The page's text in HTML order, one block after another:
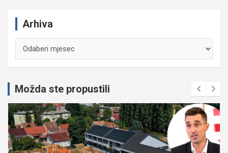
Arhiva
Možda ste propustili